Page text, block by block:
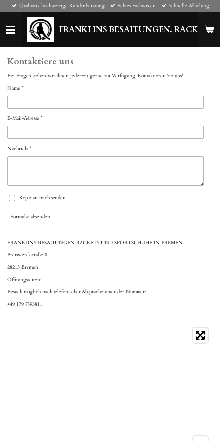
Zum
FRANKLINS BESAITUNGEN, RACKETS
Qualitativ hochwertige Kundenberatung Echtes Fachwissen Schnelle Abholung
Kontaktiere uns
Bei Fragen stehen wir Ihnen jederzeit gerne zur Verfügung. Kontaktieren Sie uns!
Name *
E-Mail-Adresse *
Nachricht *
Kopie an mich senden
Formular absenden
FRANKLINS BESAITUNGEN RACKETS UND SPORTSCHUHE IN BREMEN
Preiswerckstraße 8
28213 Bremen
Öffnungszeiten:
Besuch möglich nach telefonischer Absprache unter der Nummer:
+49 179 7593811